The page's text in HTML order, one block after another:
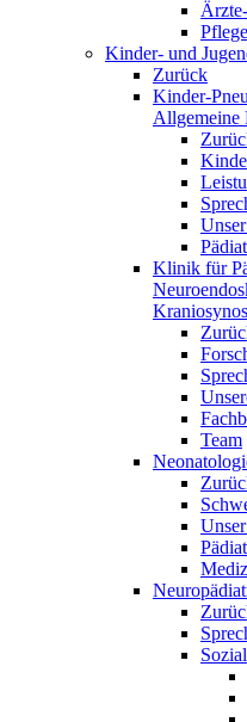
Kinder- und
Zurück
Kinder-
Allgemeine
Klinik für
Team